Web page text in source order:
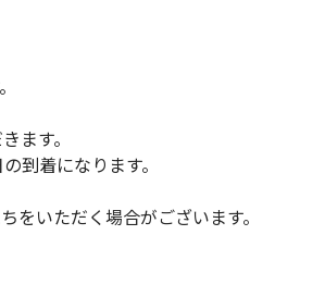
ます。
到着になります。
いただく場合がございます。